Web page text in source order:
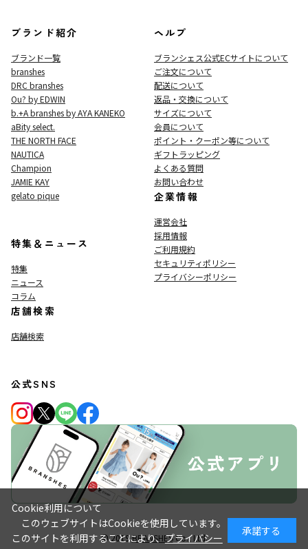
ブランド紹介
ブランド一覧
branshes
DRC branshes
Ou? by EDWIN
b.+A branshes by AYA KANEKO
aBity select.
THE NORTH FACE
NAUTICA
Champion
JAMIE KAY
gelato pique
特集＆ニュース
特集
ニュース
コラム
店舗検索
店舗検索
ヘルプ
ブランシェス公式ECサイトについて
ご注文について
配送について
返品・交換について
サイズについて
会員について
ポイント・クーポン等について
ギフトラッピング
よくある質問
お問い合わせ
企業情報
運営会社
採用情報
ご利用規約
セキュリティポリシー
プライバシーポリシー
公式SNS
© 2019BRANSHESCo., Ltd.
Cookie利用について
このウェブサイトはCookieを使用しています。
このサイトを利用することにより、プライバシー
承諾する